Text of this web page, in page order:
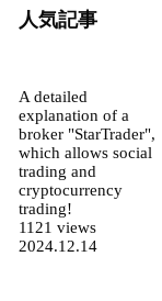
人気記事
A detailed
explanation of a
broker "StarTrader",
which allows social
trading and
cryptocurrency
trading!
1121 views
2024.12.14